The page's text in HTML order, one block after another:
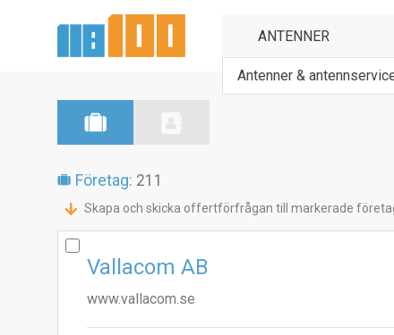
Antenner &
Företag: 211
Skapa och skicka offertförfrågan till markerade
Vallacom AB
www.vallacom.se